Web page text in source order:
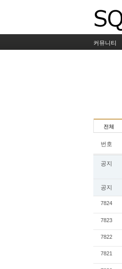
커뮤니티
전체
번호
공지
공지
7824
7823
7822
7821